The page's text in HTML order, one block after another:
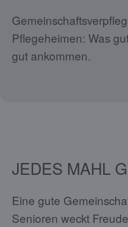
Pflegeheimen: Was
gut ankommen.
JEDES MAHL
Eine gute
Senioren weckt